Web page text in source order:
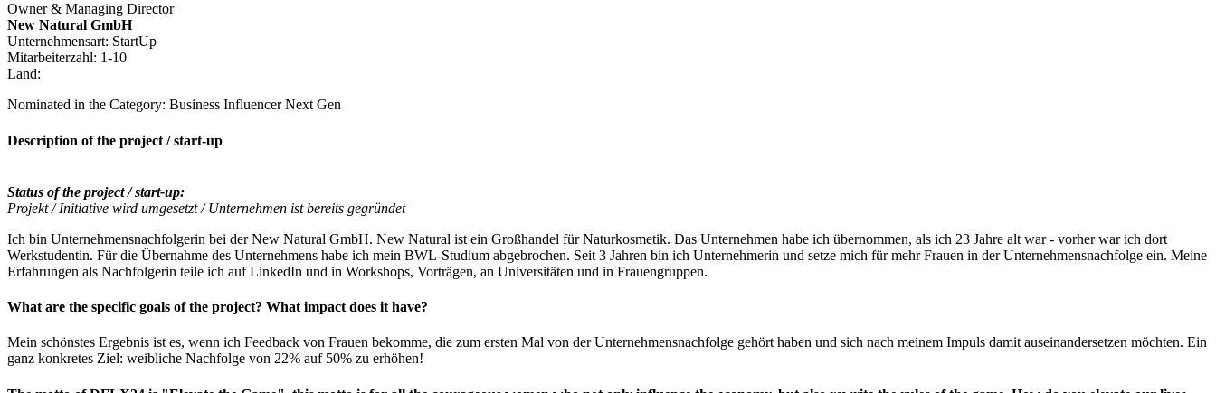
Owner & Managing Director
New Natural GmbH
Unternehmensart: StartUp
Mitarbeiterzahl: 1-10
Land:
Nominated in the Category: Business Influencer Next Gen
Description of the project / start-up
Status of the project / start-up:
Projekt / Initiative wird umgesetzt / Unternehmen ist bereits gegründet
Ich bin Unternehmensnachfolgerin bei der New Natural GmbH. New Natural ist ein Großhandel für Naturkosmetik. Das Unternehmen habe ich übernommen, als ich 23 Jahre alt war - vorher war ich dort
Werkstudentin. Für die Übernahme des Unternehmens habe ich mein BWL-Studium abgebrochen. Seit 3 Jahren bin ich Unternehmerin und setze mich für mehr Frauen in der Unternehmensnachfolge ein. Meine
Erfahrungen als Nachfolgerin teile ich auf LinkedIn und in Workshops, Vorträgen, an Universitäten und in Frauengruppen.
What are the specific goals of the project? What impact does it have?
Mein schönstes Ergebnis ist es, wenn ich Feedback von Frauen bekomme, die zum ersten Mal von der Unternehmensnachfolge gehört haben und sich nach meinem Impuls damit auseinandersetzen möchten. Ein
ganz konkretes Ziel: weibliche Nachfolge von 22% auf 50% zu erhöhen!